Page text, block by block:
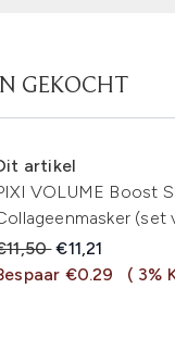
GEKOCHT
artikel
VOLUME Boost
(set
Retail
Huidige prijs:
€11,21
€0.29
( 3%